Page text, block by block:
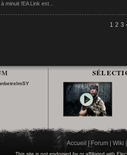
à minuit !EA Link est...
1 2 3
Accueil |Forum| Wiki
This site is not endorsed by or affiliated with